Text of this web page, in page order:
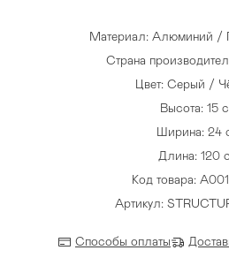
Материал: Алюминий /
Страна
Цвет: Серый /
Высота: 15
Ширина: 24
Длина: 120
Код товара:
Артикул:
Способы оплаты